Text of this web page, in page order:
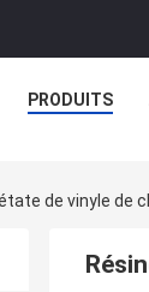
PRODUITS
de vinyle de